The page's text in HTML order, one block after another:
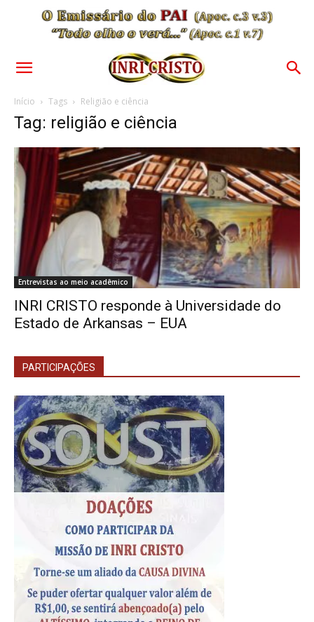
Início Tags Religião e ciência
Tag: religião e ciência
Entrevistas ao meio acadêmico
INRI CRISTO responde à Universidade do
Estado de Arkansas – EUA
PARTICIPAÇÕES